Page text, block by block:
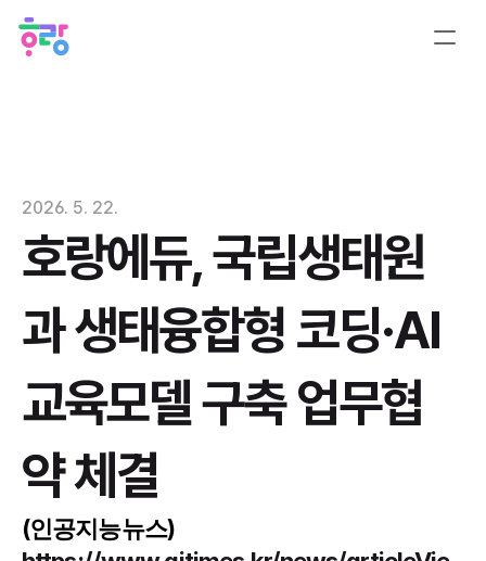
2026. 5. 22.
호랑에듀, 국립생태원
과 생태융합형 코딩·AI
교육모델 구축 업무협
약 체결
(인공지능뉴스)